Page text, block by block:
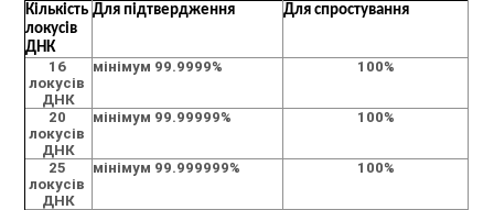
Кількість
локусів
ДНК
Для підтвердження Для спростування
16
локусів
ДНК
мінімум 99.9999% 100%
20
локусів
ДНК
мінімум 99.99999% 100%
25
локусів
ДНК
мінімум 99.999999% 100%